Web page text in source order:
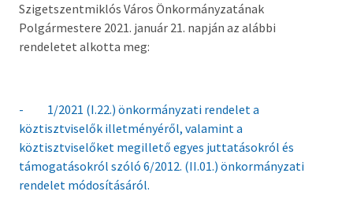
Országgyűlési képviselő
Képviselő-testületi és bizottsági ülések
anyagai
Hatályos rendelettár >
Képviselő-testületi tagok önéletrajzai,
Szigetszentmiklós Város Önkormányzatának
Polgármestere 2021. január 21. napján az alábbi
rendeletet alkotta meg:
- 1/2021 (I.22.) önkormányzati rendelet a
köztisztviselők illetményéről, valamint a
köztisztviselőket megillető egyes juttatásokról és
támogatásokról szóló 6/2012. (II.01.) önkormányzati
rendelet módosításáról.